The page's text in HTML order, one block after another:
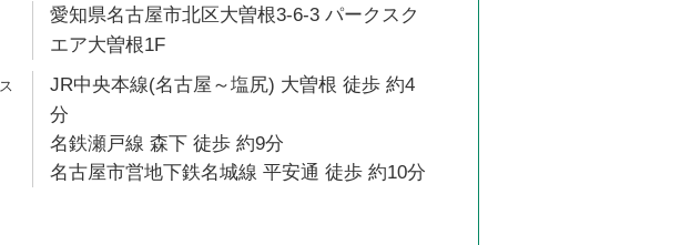
愛知県名古屋市北区大曽根3-6-3 パークスク
エア大曽根1F
JR中央本線(名古屋～塩尻) 大曽根 徒歩 約4
分
名鉄瀬戸線 森下 徒歩 約9分
名古屋市営地下鉄名城線 平安通 徒歩 約10分